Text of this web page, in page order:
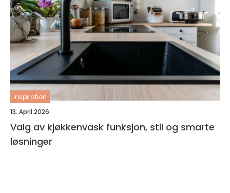
inspiration
13. April 2026
Valg av kjøkkenvask funksjon, stil og smarte
løsninger